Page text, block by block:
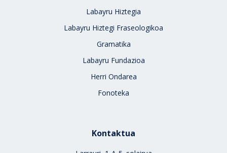
Labayru Hiztegia
Labayru Hiztegi Fraseologikoa
Gramatika
Labayru Fundazioa
Herri Ondarea
Fonoteka
Kontaktua